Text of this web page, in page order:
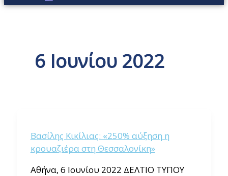
6 Ιουνίου 2022
Βασίλης Κικίλιας: «250% αύξηση η
κρουαζιέρα στη Θεσσαλονίκη»
Αθήνα, 6 Ιουνίου 2022 ΔΕΛΤΙΟ ΤΥΠΟΥ